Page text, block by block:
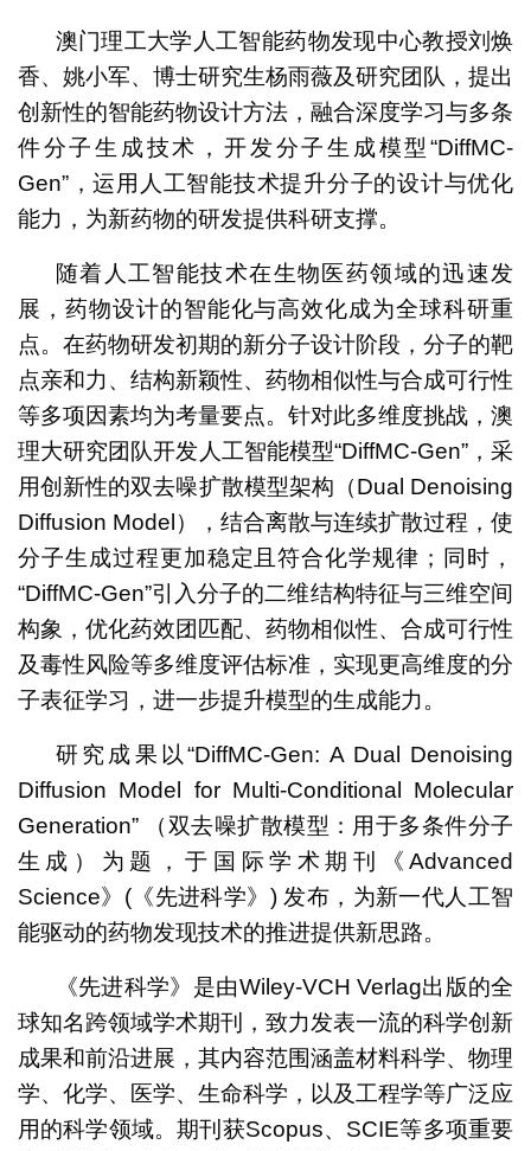
澳门理工大学人工智能药物发现中心教授刘焕
香、姚小军、博士研究生杨雨薇及研究团队，提出
创新性的智能药物设计方法，融合深度学习与多条
件分子生成技术，开发分子生成模型“DiffMC-
Gen”，运用人工智能技术提升分子的设计与优化
能力，为新药物的研发提供科研支撑。
随着人工智能技术在生物医药领域的迅速发
展，药物设计的智能化与高效化成为全球科研重
点。在药物研发初期的新分子设计阶段，分子的靶
点亲和力、结构新颖性、药物相似性与合成可行性
等多项因素均为考量要点。针对此多维度挑战，澳
理大研究团队开发人工智能模型“DiffMC-Gen”，采
用创新性的双去噪扩散模型架构（Dual Denoising
Diffusion Model），结合离散与连续扩散过程，使
分子生成过程更加稳定且符合化学规律；同时，
“DiffMC-Gen”引入分子的二维结构特征与三维空间
构象，优化药效团匹配、药物相似性、合成可行性
及毒性风险等多维度评估标准，实现更高维度的分
子表征学习，进一步提升模型的生成能力。
研究成果以“DiffMC-Gen: A Dual Denoising
Diffusion Model for Multi-Conditional Molecular
Generation” （双去噪扩散模型：用于多条件分子
生成）为题，于国际学术期刊《Advanced
Science》(《先进科学》) 发布，为新一代人工智
能驱动的药物发现技术的推进提供新思路。
《先进科学》是由Wiley-VCH Verlag出版的全
球知名跨领域学术期刊，致力发表一流的科学创新
成果和前沿进展，其内容范围涵盖材料科学、物理
学、化学、医学、生命科学，以及工程学等广泛应
用的科学领域。期刊获Scopus、SCIE等多项重要